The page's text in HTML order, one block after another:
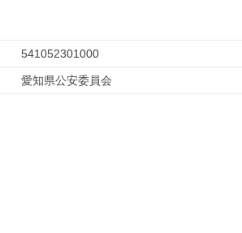
541052301000
愛知県公安委員会